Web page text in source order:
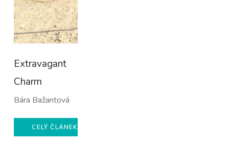
Extravagant
Charm
Bára Bažantová
CELÝ ČLÁNEK